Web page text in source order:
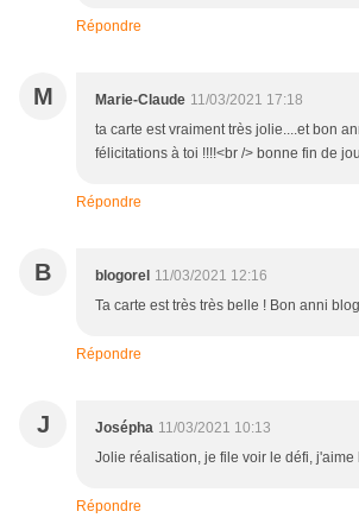
Répondre
M Marie-Claude 11/03/2021 17:18
ta carte est vraiment très jolie....et bon
félicitations à toi !!!!<br /> bonne fin de
Répondre
B blogorel 11/03/2021 12:16
Ta carte est très très belle ! Bon anni
Répondre
J Josépha 11/03/2021 10:13
Jolie réalisation, je file voir le défi, j'aime
Répondre